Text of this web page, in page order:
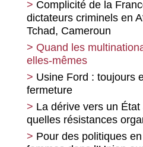
Complicité de la
dictateurs criminels en
Tchad, Cameroun
Quand les
elles-mêmes
Usine Ford : toujours
fermeture
La dérive vers un
quelles résistances
Pour des politiques